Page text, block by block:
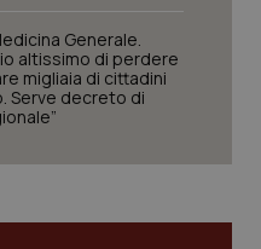
Generale.
altissimo di perdere
migliaia di cittadini
Serve decreto di